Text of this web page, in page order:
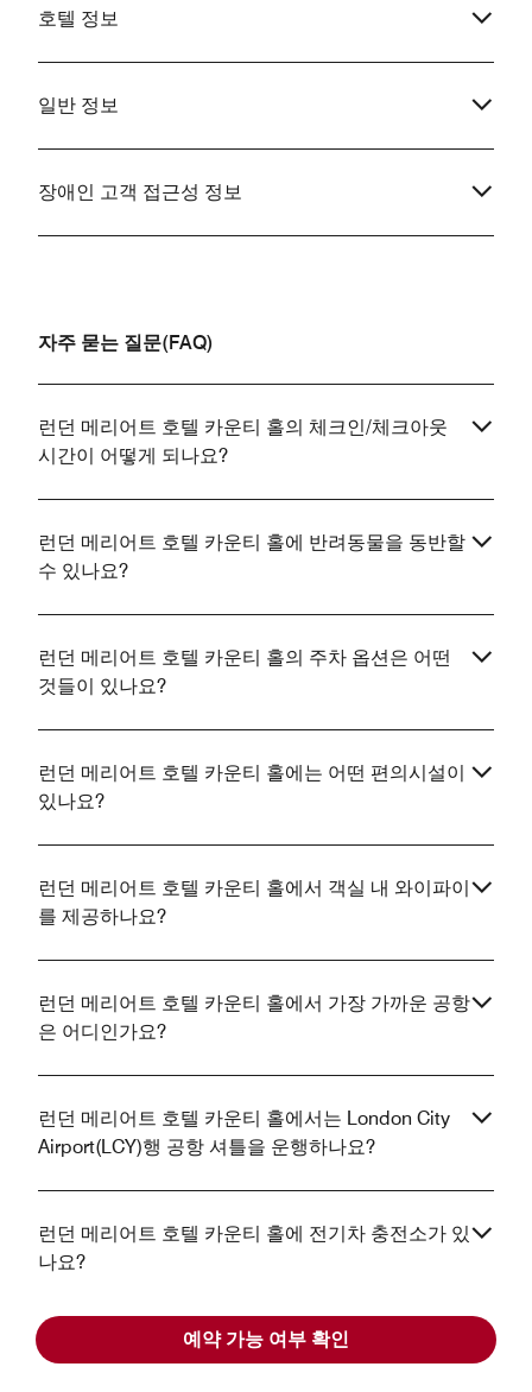
예약 가능 여부 확인
호텔 정보
일반 정보
장애인 고객 접근성 정보
자주 묻는 질문(FAQ)
런던 메리어트 호텔 카운티 홀의 체크인/체크아웃
시간이 어떻게 되나요?
런던 메리어트 호텔 카운티 홀에 반려동물을 동반할
수 있나요?
런던 메리어트 호텔 카운티 홀의 주차 옵션은 어떤
것들이 있나요?
런던 메리어트 호텔 카운티 홀에는 어떤 편의시설이
있나요?
런던 메리어트 호텔 카운티 홀에서 객실 내 와이파이
를 제공하나요?
런던 메리어트 호텔 카운티 홀에서 가장 가까운 공항
은 어디인가요?
런던 메리어트 호텔 카운티 홀에서는 London City
Airport(LCY)행 공항 셔틀을 운행하나요?
런던 메리어트 호텔 카운티 홀에 전기차 충전소가 있
나요?
런던 메리어트 호텔 카운티 홀에 M Club 라운지가